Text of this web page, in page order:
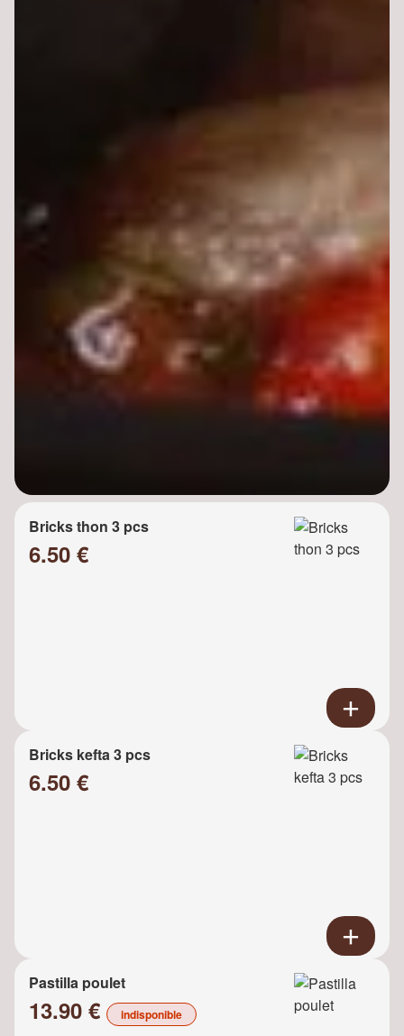
Bricks thon 3 pcs
6.50 €
Bricks kefta 3 pcs
6.50 €
Pastilla poulet
13.90 € indisponible